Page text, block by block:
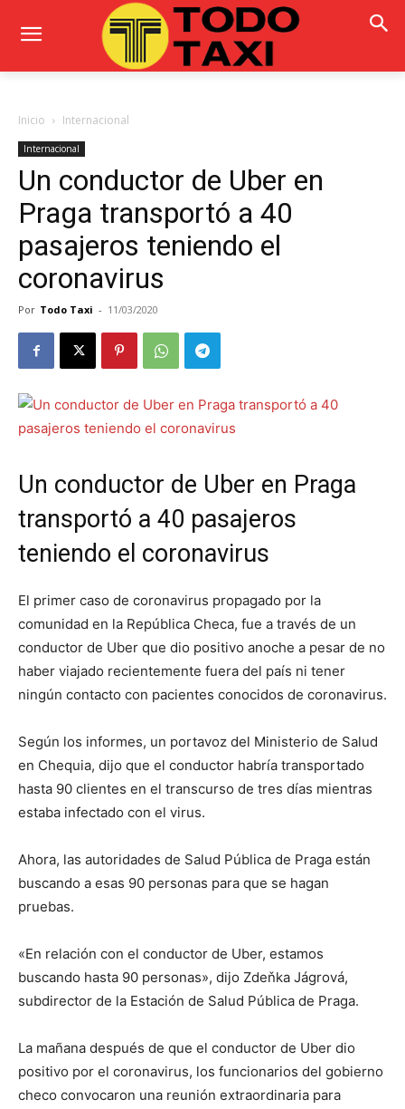
Inicio Internacional
Internacional
Un conductor de Uber en
Praga transportó a 40
pasajeros teniendo el
coronavirus
Por Todo Taxi - 11/03/2020
Un conductor de Uber en Praga
transportó a 40 pasajeros
teniendo el coronavirus
El primer caso de coronavirus propagado por la
comunidad en la República Checa, fue a través de un
conductor de Uber que dio positivo anoche a pesar de no
haber viajado recientemente fuera del país ni tener
ningún contacto con pacientes conocidos de coronavirus.
Según los informes, un portavoz del Ministerio de Salud
en Chequia, dijo que el conductor habría transportado
hasta 90 clientes en el transcurso de tres días mientras
estaba infectado con el virus.
Ahora, las autoridades de Salud Pública de Praga están
buscando a esas 90 personas para que se hagan
pruebas.
«En relación con el conductor de Uber, estamos
buscando hasta 90 personas», dijo Zdeňka Jágrová,
subdirector de la Estación de Salud Pública de Praga.
La mañana después de que el conductor de Uber dio
positivo por el coronavirus, los funcionarios del gobierno
checo convocaron una reunión extraordinaria para